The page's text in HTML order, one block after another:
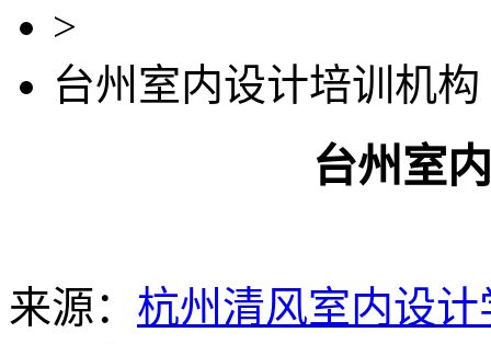
>
台州室内设计培训机构
台州室
来源： 杭州清风室内设计